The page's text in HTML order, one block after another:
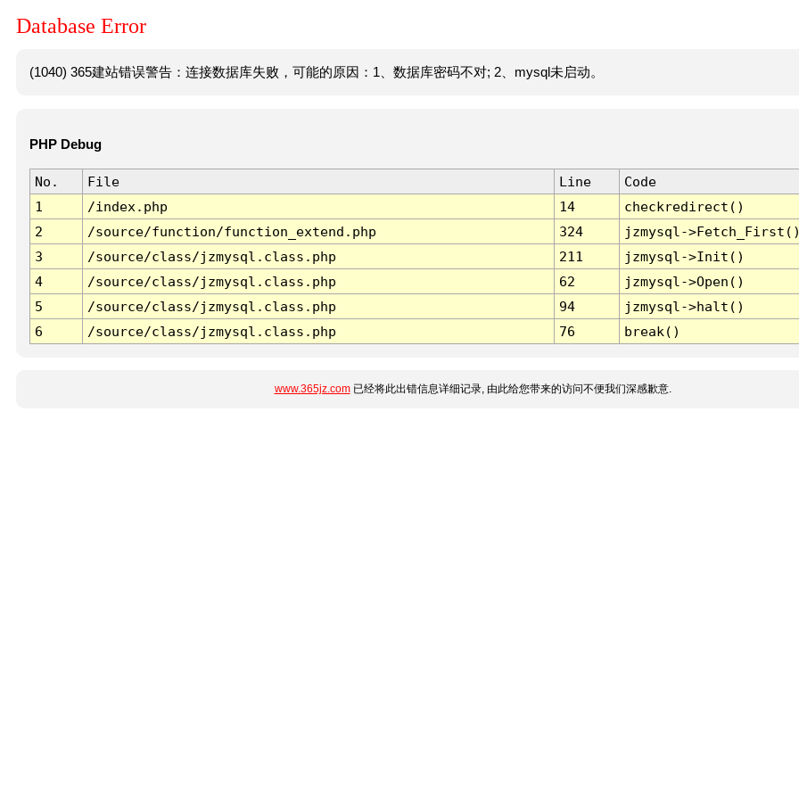
Database Error
(1040) 365建站错误警告：连接数据库失败，可能的原因：1、数据库密码不对; 2、mysql未启动。
PHP Debug
No. File Line
Code
1
/index.php 14
checkredirect()
2
/source/function/function_extend.php 324
jzmysql-
3
/source/class/jzmysql.class.php 211
jzmysql->Init()
4
/source/class/jzmysql.class.php 62
jzmysql->Open()
5
/source/class/jzmysql.class.php 94
jzmysql->halt()
6
/source/class/jzmysql.class.php 76 break()
www.365jz.com已经将此出错信息详细记录, 由此给您带来的访问不便我们深感歉意.